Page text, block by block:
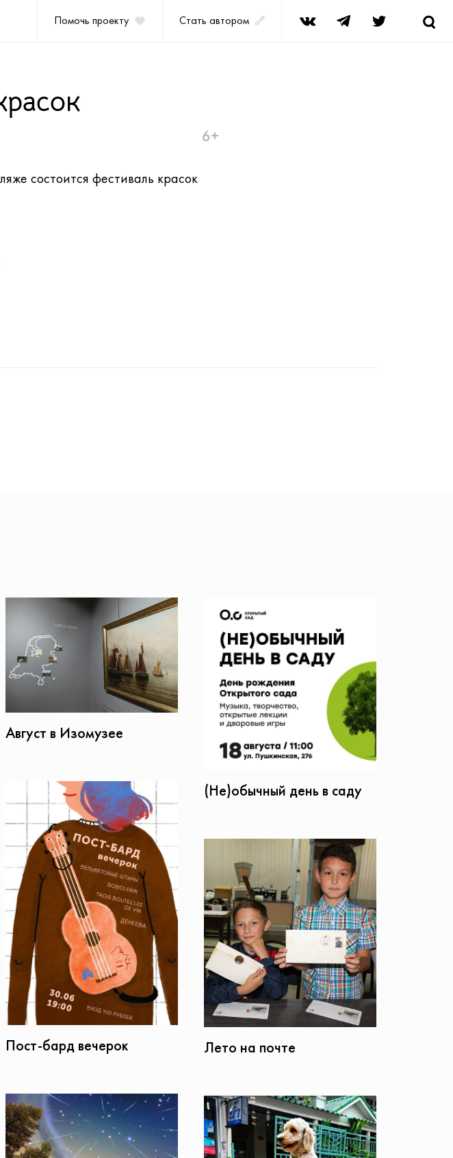
Помочь проекту Стать автором
6+
состоится фестиваль красок
Август в Изомузее
(Не)обычный день в саду
Пост-бард вечерок Лето на почте